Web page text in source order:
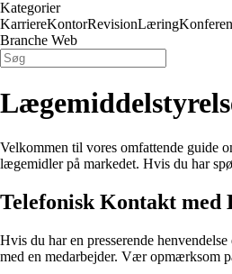
Kategorier
KarriereKontorRevisionLæring
Branche Web
Velkommen til vores omfattende guide
lægemidler på markedet. Hvis du har
Telefonisk Kontakt med
Hvis du har en presserende
med en medarbejder. Vær opmærksom